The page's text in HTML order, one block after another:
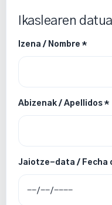
Ikaslearen
Izena / Nombre *
Abizenak / Apellidos *
Jaiotze-data / Fecha